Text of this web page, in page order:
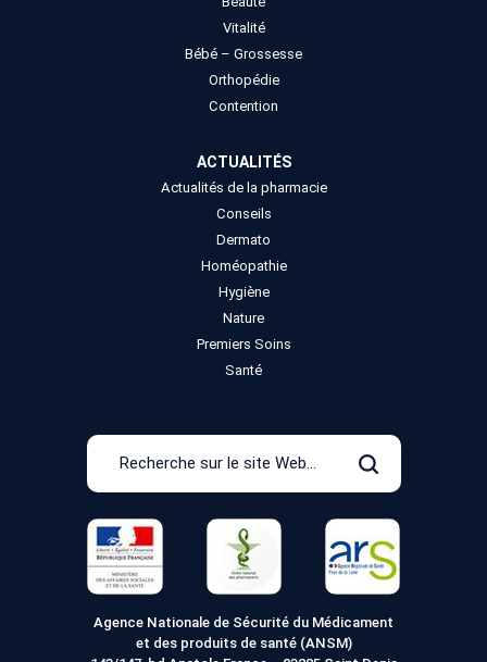
Vitalité
Bébé – Grossesse
Orthopédie
Contention
ACTUALITÉS
Actualités de la pharmacie
Conseils
Dermato
Homéopathie
Hygiène
Nature
Premiers Soins
Santé
Recherche
le
site
Web
Rechercher
Agence Nationale de Sécurité du Médicament
et des produits de santé (ANSM)